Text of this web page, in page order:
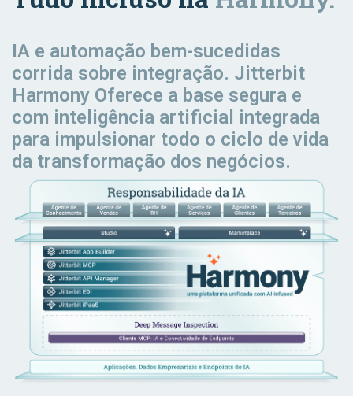
IA e automação bem-sucedidas
corrida sobre integração. Jitterbit
Harmony Oferece a base segura e
com inteligência artificial integrada
para impulsionar todo o ciclo de vida
da transformação dos negócios.